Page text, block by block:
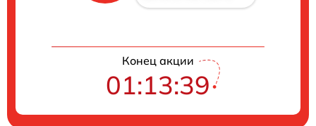
Конец акции
01:13:39